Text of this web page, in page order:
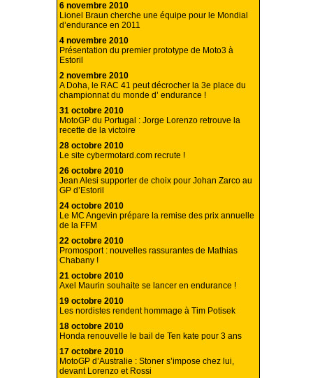
6 novembre 2010
Lionel Braun cherche une équipe pour le Mondial
d’endurance en 2011
4 novembre 2010
Présentation du premier prototype de Moto3 à
Estoril
2 novembre 2010
A Doha, le RAC 41 peut décrocher la 3e place du
championnat du monde d’ endurance !
31 octobre 2010
MotoGP du Portugal : Jorge Lorenzo retrouve la
recette de la victoire
28 octobre 2010
Le site cybermotard.com recrute !
26 octobre 2010
Jean Alesi supporter de choix pour Johan Zarco au
GP d’Estoril
24 octobre 2010
Le MC Angevin prépare la remise des prix annuelle
de la FFM
22 octobre 2010
Promosport : nouvelles rassurantes de Mathias
Chabany !
21 octobre 2010
Axel Maurin souhaite se lancer en endurance !
19 octobre 2010
Les nordistes rendent hommage à Tim Potisek
18 octobre 2010
Honda renouvelle le bail de Ten kate pour 3 ans
17 octobre 2010
MotoGP d’Australie : Stoner s’impose chez lui,
devant Lorenzo et Rossi